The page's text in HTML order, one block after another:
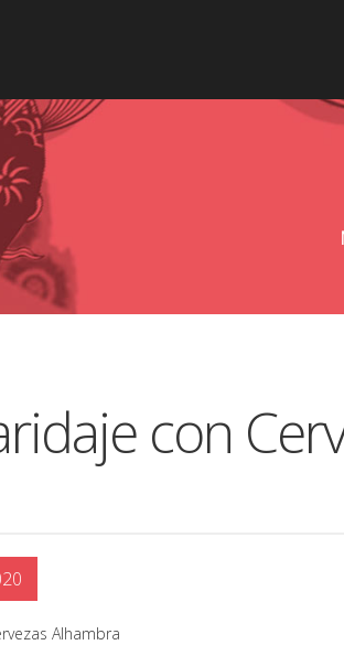
con
Alhambra